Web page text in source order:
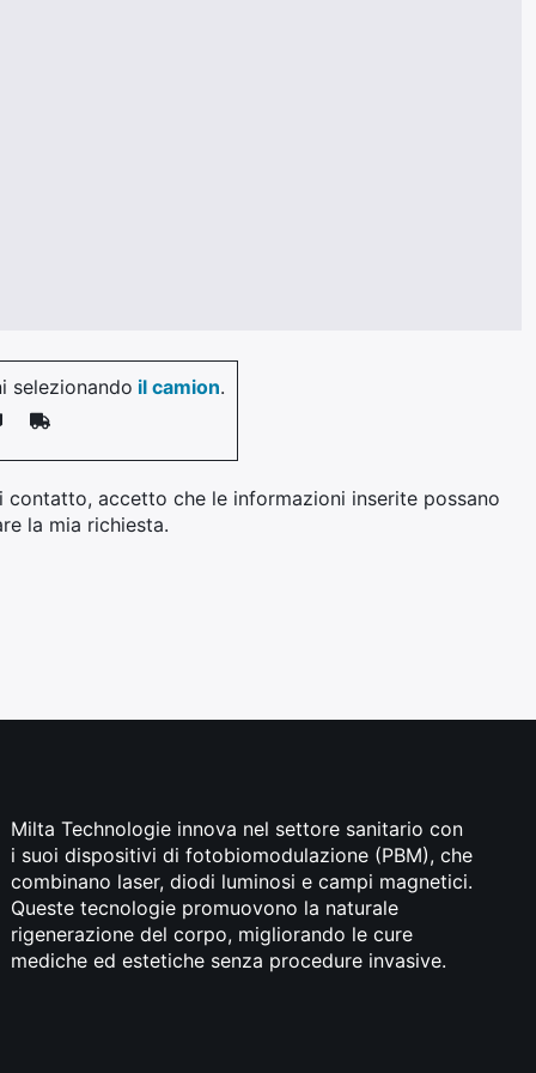
selezionando il camion.
contatto, accetto che le informazioni inserite possano
la mia richiesta.
Milta Technologie innova nel settore sanitario con
i suoi dispositivi di fotobiomodulazione (PBM), che
combinano laser, diodi luminosi e campi magnetici.
Queste tecnologie promuovono la naturale
rigenerazione del corpo, migliorando le cure
mediche ed estetiche senza procedure invasive.